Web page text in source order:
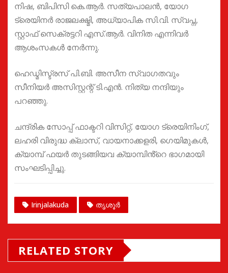
നിഷ, ബിപിസി കെ.ആർ. സത്യപാലൻ, യോഗ
ട്രെയിനർ രാജലക്ഷ്മി, അധ്യാപിക സി.വി. സ്വപ്ന,
സ്റ്റാഫ് സെക്രട്ടറി എസ്.ആർ. വിനിത എന്നിവർ
ആശംസകൾ നേർന്നു.
ഹെഡ്മിസ്ട്രസ് പി.ബി. അസീന സ്വാഗതവും
സീനിയർ അസിസ്റ്റന്റ് ടി.എൻ. നിത്യ നന്ദിയും
പറഞ്ഞു.
ചന്ദ്രിക സോപ്പ് ഫാക്ടറി വിസിറ്റ്, യോഗ ട്രെയിനിംഗ്,
ലഹരി വിരുദ്ധ ക്ലാസ്, വായനാക്കളരി, ഗെയിമുകൾ,
ക്യാമ്പ് ഫയർ തുടങ്ങിയവ ക്യാമ്പിൻ്റെ ഭാഗമായി
സംഘടിപ്പിച്ചു.
Irinjalakuda തൃശൂർ
RELATED STORY